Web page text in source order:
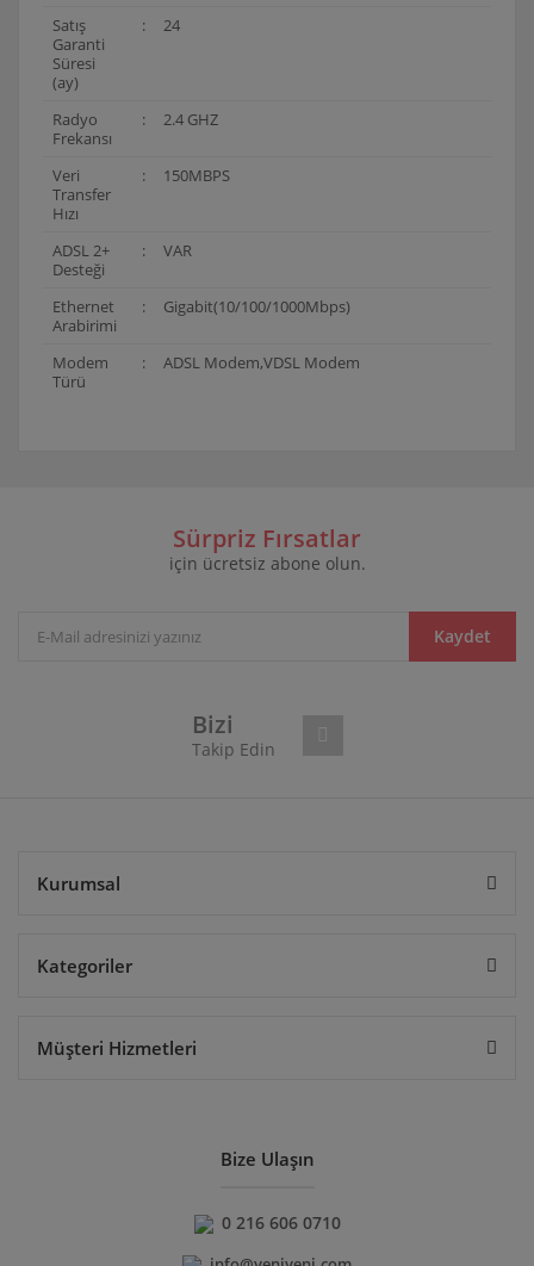
Satış
Garanti
Süresi
(ay)
: 24
Radyo
Frekansı
: 2.4 GHZ
Veri
Transfer
Hızı
: 150MBPS
ADSL 2+
Desteği
: VAR
Ethernet
Arabirimi
: Gigabit(10/100/1000Mbps)
Modem
Türü
: ADSL Modem,VDSL Modem
Yorum Yaz
Ürün resmi kalitesiz, bozuk veya görüntülenemiyor.
Ürün bilgilerinde hatalar bulunuyor.
Sürpriz Fırsatlar
için ücretsiz abone olun.
Kaydet
Bizi
Takip Edin
Kurumsal
Kategoriler
Müşteri Hizmetleri
Bize Ulaşın
0 216 606 0710